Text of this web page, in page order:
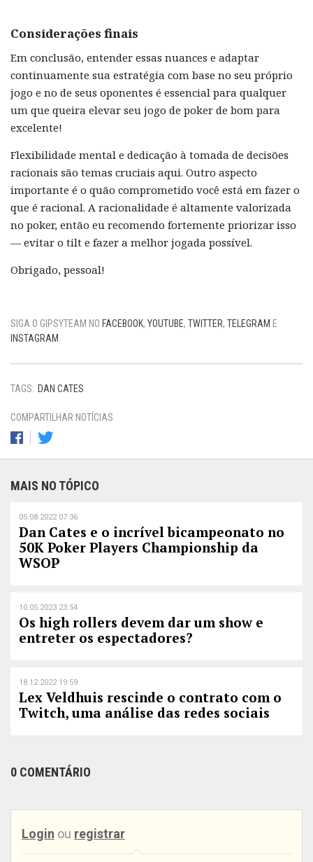
Considerações finais
Em conclusão, entender essas nuances e adaptar
continuamente sua estratégia com base no seu próprio
jogo e no de seus oponentes é essencial para qualquer
um que queira elevar seu jogo de poker de bom para
excelente!
Flexibilidade mental e dedicação à tomada de decisões
racionais são temas cruciais aqui. Outro aspecto
importante é o quão comprometido você está em fazer o
que é racional. A racionalidade é altamente valorizada
no poker, então eu recomendo fortemente priorizar isso
— evitar o tilt e fazer a melhor jogada possível.
Obrigado, pessoal!
SIGA O GIPSYTEAM NO FACEBOOK, YOUTUBE, TWITTER, TELEGRAM E
INSTAGRAM
TAGS: DAN CATES
COMPARTILHAR NOTÍCIAS
MAIS NO TÓPICO
05.08.2022 07:36
Dan Cates e o incrível bicampeonato no
50K Poker Players Championship da
WSOP
10.05.2023 23:54
Os high rollers devem dar um show e
entreter os espectadores?
18.12.2022 19:59
Lex Veldhuis rescinde o contrato com o
Twitch, uma análise das redes sociais
0 COMENTÁRIO
Login ou registrar